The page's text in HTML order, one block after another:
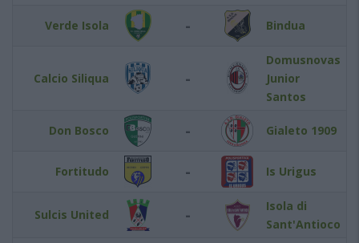
Verde Isola - Bindua
Calcio Siliqua -
Domusnovas
Junior
Santos
Don Bosco - Gialeto 1909
Fortitudo - Is Urigus
Sulcis United -
Isola di
Sant'Antioco